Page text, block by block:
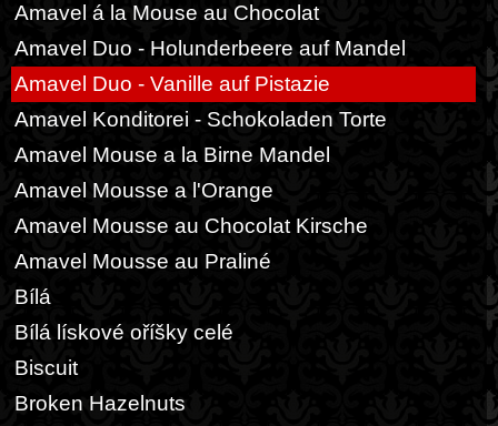
Amavel á la Mouse au Chocolat
Amavel Duo - Holunderbeere auf Mandel
Amavel Duo - Vanille auf Pistazie
Amavel Konditorei - Schokoladen Torte
Amavel Mouse a la Birne Mandel
Amavel Mousse a l'Orange
Amavel Mousse au Chocolat Kirsche
Amavel Mousse au Praliné
Bílá
Bílá lískové oříšky celé
Biscuit
Broken Hazelnuts